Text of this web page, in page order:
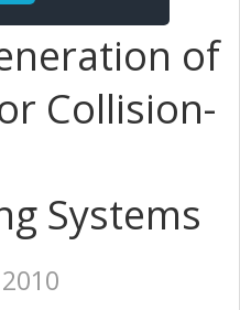
of
Collision-
Systems